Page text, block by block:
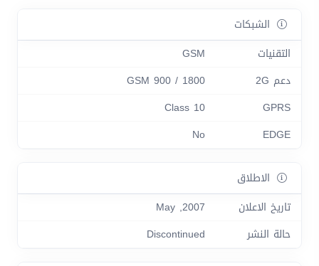
الشبكات
التقنيات
GSM
دعم 2G
GSM 900 / 1800
GPRS
Class 10
EDGE
No
الاطلاق
تاريخ الاعلان
2007, May
حالة النشر
Discontinued